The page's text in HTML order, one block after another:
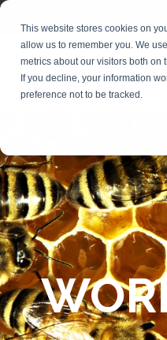
This website stores cookies on
allow us to remember you. We
metrics about our visitors both on
If you decline, your information
preference not to be tracked.